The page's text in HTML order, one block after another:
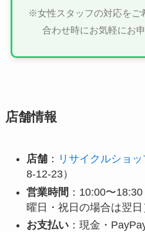
※女性スタッフの対応をご
合わせ時にお気軽にお
店舗情報
店舗： リサイクルショ
8-12-23）
営業時間 ：10:00〜
曜日・祝日の場合は翌日
お支払い：現金・